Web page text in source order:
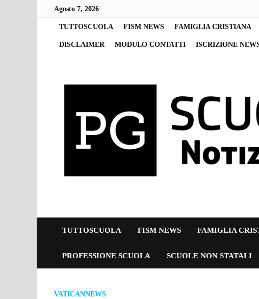
Agosto 7, 2026
TUTTOSCUOLA FISM NEWS FAMIGLIA CRISTIANA
DISCLAIMER MODULO CONTATTI ISCRIZIONE
TUTTOSCUOLA FISM NEWS FAMIGLIA
PROFESSIONE SCUOLA SCUOLE NON STATALI
VATICANNEWS